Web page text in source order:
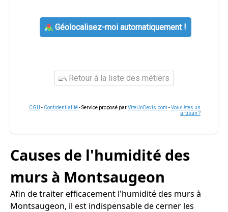
Géolocalisez-moi automatiquement !
Retour à la liste des métiers
CGU - Confidentialité- Service proposé parViteUnDevis.com -Vous êtes un
artisan ?
Causes de l'humidité des
murs à Montsaugeon
Afin de traiter efficacement l'humidité des murs à
Montsaugeon, il est indispensable de cerner les